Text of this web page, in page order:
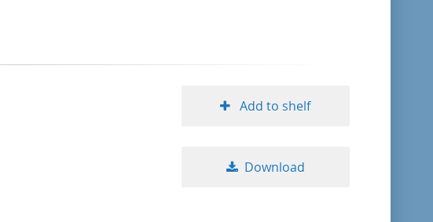
Add to shelf
Download